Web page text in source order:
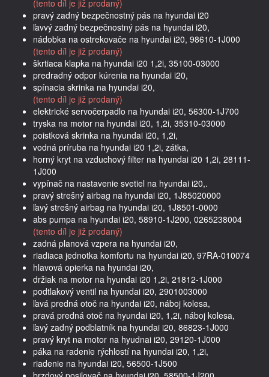
(tento díl je již prodaný)
pravý zadný bezpečnostný pás na hyundai i20
ľavvý zadný bezpečnostný pás na hyundai i20,
nádobka na ostrekovače na hyundai i20, 98610-1J000
(tento díl je již prodaný)
škrtiaca klapka na hyundai i20 1,2i, 35100-03000
predradný odpor kúrenia na hyundai i20,
spínacia skrinka na hyundai i20,
(tento díl je již prodaný)
elektrické servočerpadlo na hyundai i20, 56300-1J700
tryska na motor na hyundai i20, 1,2i, 35310-03000
poistková skrinka na hyundai i20, 1,2i,
vodná príruba na hyundai i20 1,2i, zátka,
horný kryt na vzduchový filter na hyundai i20 1,2i, 28111-
1J000
vypínač na nastavenie svetiel na hyundai i20,.
pravý strešný airbag na hyundai i20, 1J85020000
ľavý strešný airbag na hyundai i20, 1J8501-0000
abs pumpa na hyundai i20, 58910-1J200, 0265238004
(tento díl je již prodaný)
zadná planová vzpera na hyundai i20,
riadiaca jednotka komfortu na hyundai i20, 97RA-010074
hlavová opierka na hyundai i20,
držiak na motor na hyundai i20 1,2i, 21812-1J000
podtlakový ventil na hyundai i20, 2901003000
ľavá predná otoč na hyundai i20, náboj kolesa,
pravá predná otoč na hyundai i20, 1,2i, náboj kolesa,
ľavý zadný podblatník na hyundai i20, 86823-1J000
pravý kryt na motor na hyudnai i20, 29120-1J000
páka na radenie rýchlostí na hyundai i20, 1,2i,
riadenie na hyundai i20, 56500-1J500